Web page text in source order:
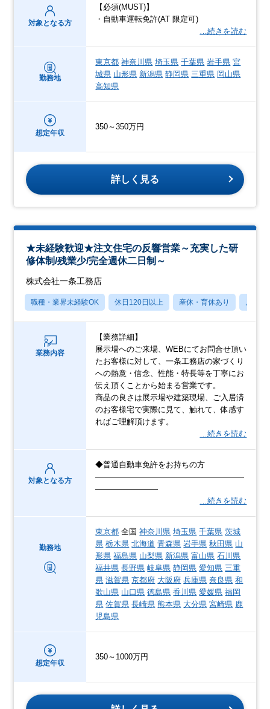
対象となる方
【必須(MUST)】
・自動車運転免許(AT 限定可)
…続きを読む
勤務地
東京都 神奈川県 埼玉県 千葉県 岩手県 宮
城県 山形県 新潟県 静岡県 三重県 岡山県
高知県
想定年収
350～350万円
詳しく見る
★未経験歓迎★注文住宅の反響営業～充実した研
修体制/残業少/完全週休二日制～
株式会社一条工務店
職種・業界未経験OK 休日120日以上 産休・育休あり 月残業
業務内容
【業務詳細】
展示場へのご来場、WEBにてお問合せ頂い
たお客様に対して、一条工務店の家づくり
への熱意・信念、性能・特長等を丁寧にお
伝え頂くことから始まる営業です。
商品の良さは展示場や建築現場、ご入居済
のお客様宅で実際に見て、触れて、体感す
ればご理解頂けます。
…続きを読む
対象となる方
◆普通自動車免許をお持ちの方
―――――――――――――――――――
――――――――
…続きを読む
勤務地
東京都 全国神奈川県 埼玉県 千葉県 茨城
県 栃木県 北海道 青森県 岩手県 秋田県 山
形県 福島県 山梨県 新潟県 富山県 石川県
福井県 長野県 岐阜県 静岡県 愛知県 三重
県 滋賀県 京都府 大阪府 兵庫県 奈良県 和
歌山県 山口県 徳島県 香川県 愛媛県 福岡
県 佐賀県 長崎県 熊本県 大分県 宮崎県 鹿
児島県
想定年収
350～1000万円